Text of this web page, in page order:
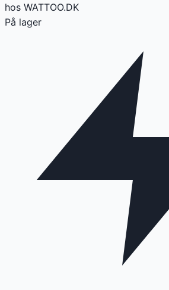
hos WATTOO.DK
På lager